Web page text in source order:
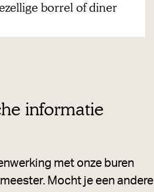
borrel of diner
informatie
met onze buren
Mocht je een andere